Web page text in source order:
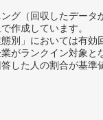
（回収したデータ
作成しています。
別」においては有
がランクイン対象と
た人の割合が基準